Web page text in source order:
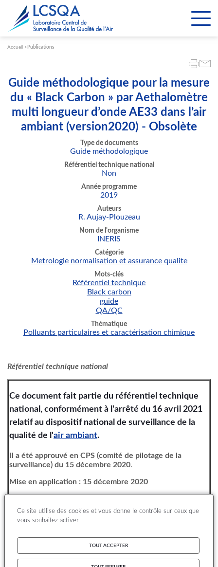
Accueil Publications
Guide méthodologique pour la mesure
du « Black Carbon » par Aethalomètre
multi longueur d’onde AE33 dans l’air
ambiant (version2020) - Obsolète
Type de documents
Guide méthodologique
Référentiel technique national
Non
Année programme
2019
Auteurs
R. Aujay-Plouzeau
Nom de l'organisme
INERIS
Catégorie
Metrologie normalisation et assurance qualite
Mots-clés
Référentiel technique
Black carbon
guide
QA/QC
Thématique
Polluants particulaires et caractérisation chimique
Référentiel technique national
Ce document fait partie du référentiel technique
national, conformément à l'arrêté du 16 avril 2021
relatif au dispositif national de surveillance de la
qualité de l'air ambiant.
Il a été approuvé en CPS (comité de pilotage de la
surveillance) du 15 décembre 2020.
Mise en application : 15 décembre 2020
Ce document constitue la mise à jour du
LCSQA paru en 2018, relatif à l’utilisation de l’aéthalomètre
multi-longueurs d’onde AE33 fabriqué par « Magee Scientific »
Paramétrer les cookies
Ce site utilise des cookies et vous donne le contrôle sur ceux que
vous souhaitez activer
TOUT ACCEPTER